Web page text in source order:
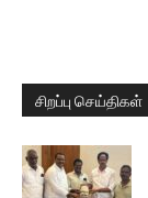
சிறப்பு செய்திகள்